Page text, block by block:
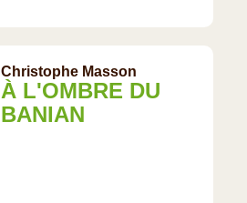
Christophe Masson
À L'OMBRE DU
BANIAN